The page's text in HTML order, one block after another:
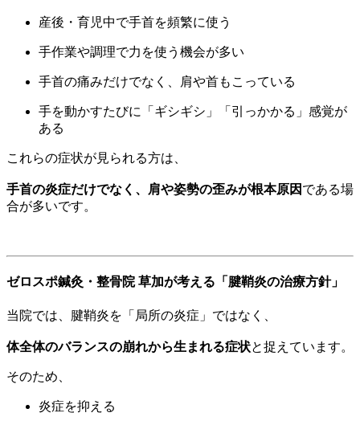
産後・育児中で手首を頻繁に使う
手作業や調理で力を使う機会が多い
手首の痛みだけでなく、肩や首もこっている
手を動かすたびに「ギシギシ」「引っかかる」感覚が
ある
これらの症状が見られる方は、
手首の炎症だけでなく、肩や姿勢の歪みが根本原因 である場
合が多いです。
ゼロスポ鍼灸・整骨院 草加が考える「腱鞘炎の治療方針」
当院では、腱鞘炎を「局所の炎症」ではなく、
体全体のバランスの崩れから生まれる症状と捉えています。
そのため、
炎症を抑える